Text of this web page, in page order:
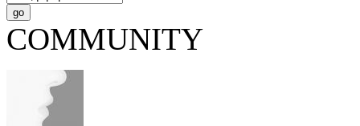
COMMUNITY